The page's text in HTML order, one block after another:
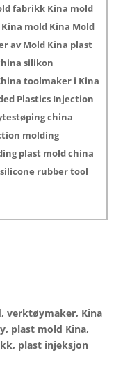
fabrikk Kina mold
mold Kina Mold
av Mold Kina plast
silikon
toolmaker i Kina
Plastics Injection
china
molding
plast mold china
rubber tool
verktøymaker, Kina
plast mold Kina,
plast injeksjon